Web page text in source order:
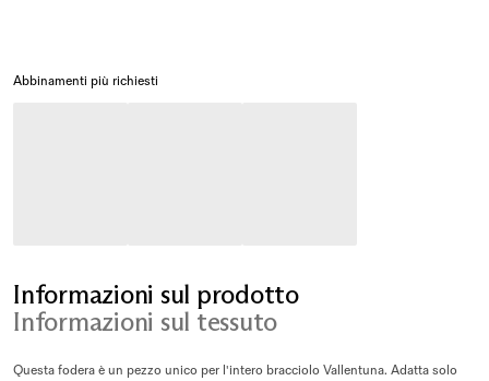
Abbinamenti più richiesti
Informazioni sul prodotto
Informazioni sul tessuto
Questa fodera è un pezzo unico per l'intero bracciolo Vallentuna. Adatta solo